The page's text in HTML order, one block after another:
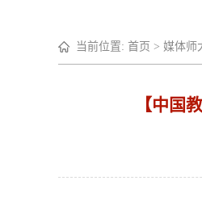
当前位置: 首页 > 媒体师
【中国